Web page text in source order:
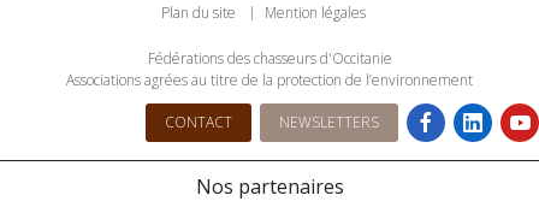
Plan du site
Mention légales
Fédérations des chasseurs d'Occitanie
Associations agrées au titre de la protection de l’environnement
CONTACT NEWSLETTERS
Nos partenaires